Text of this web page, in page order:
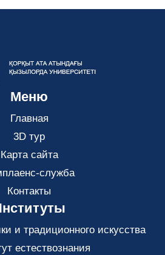
Меню
Главная
3D тур
Карта сайта
служба
Контакты
и традиционного искусства
естествознания